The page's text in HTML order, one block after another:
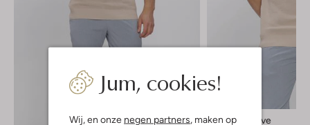
Jum, cookies!
Wij, en onze negen partners, maken opSaint Steve